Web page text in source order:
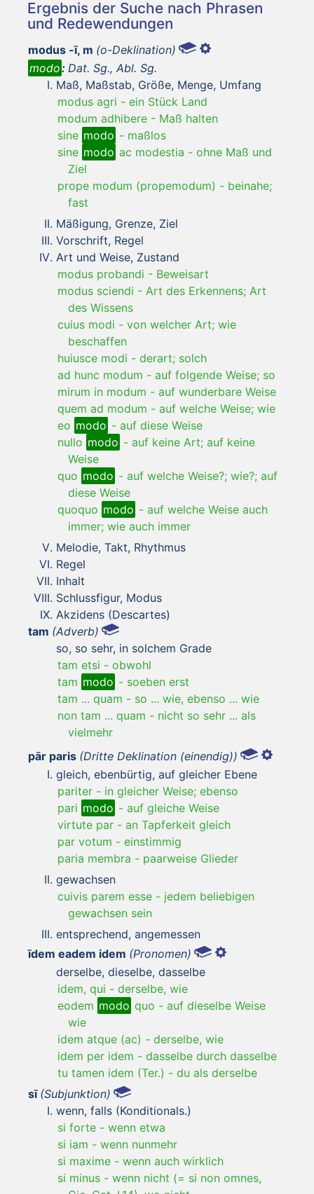
Ergebnis der Suche nach Phrasen
und Redewendungen
modus -ī, m (o-Deklination)
modo: Dat. Sg., Abl. Sg.
Maß, Maßstab, Größe, Menge, Umfang
modus agri - ein Stück Land
modum adhibere - Maß halten
sine modo - maßlos
sine modo ac modestia - ohne Maß und
Ziel
prope modum (propemodum) - beinahe;
fast
Mäßigung, Grenze, Ziel
Vorschrift, Regel
Art und Weise, Zustand
modus probandi - Beweisart
modus sciendi - Art des Erkennens; Art
des Wissens
cuius modi - von welcher Art; wie
beschaffen
huiusce modi - derart; solch
ad hunc modum - auf folgende Weise; so
mirum in modum - auf wunderbare Weise
quem ad modum - auf welche Weise; wie
eo modo - auf diese Weise
nullo modo - auf keine Art; auf keine
Weise
quo modo - auf welche Weise?; wie?; auf
diese Weise
quoquo modo - auf welche Weise auch
immer; wie auch immer
Melodie, Takt, Rhythmus
Regel
Inhalt
Schlussfigur, Modus
Akzidens (Descartes)
tam (Adverb)
so, so sehr, in solchem Grade
tam etsi - obwohl
tam modo - soeben erst
tam ... quam - so ... wie, ebenso ... wie
non tam ... quam - nicht so sehr ... als
vielmehr
pār paris (Dritte Deklination (einendig))
gleich, ebenbürtig, auf gleicher Ebene
pariter - in gleicher Weise; ebenso
pari modo - auf gleiche Weise
virtute par - an Tapferkeit gleich
par votum - einstimmig
paria membra - paarweise Glieder
gewachsen
cuivis parem esse - jedem beliebigen
gewachsen sein
entsprechend, angemessen
īdem eadem idem (Pronomen)
derselbe, dieselbe, dasselbe
idem, qui - derselbe, wie
eodem modo quo - auf dieselbe Weise
wie
idem atque (ac) - derselbe, wie
idem per idem - dasselbe durch dasselbe
tu tamen idem (Ter.) - du als derselbe
sī (Subjunktion)
wenn, falls (Konditionals.)
si forte - wenn etwa
si iam - wenn nunmehr
si maxime - wenn auch wirklich
si minus - wenn nicht (= si non omnes,